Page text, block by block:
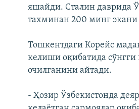
яшайди. Сталин даврида
тахминан 200 минг
Тошкентдаги Корейс
келиши оқибатида
очилганини айтади.
- Ҳозир Ўзбекистонда